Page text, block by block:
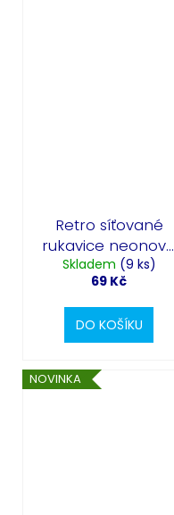
Retro síťované
rukavice neonově
žluté
Skladem (9 ks)
69 Kč
DO KOŠÍKU
NOVINKA